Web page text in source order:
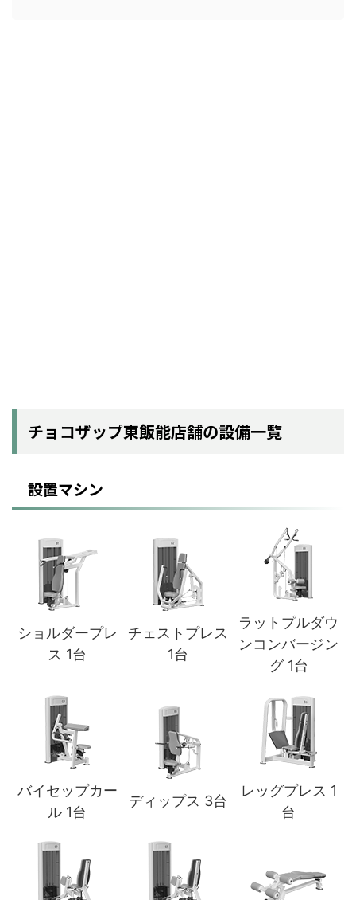
チョコザップ東飯能店舗の設備一覧
設置マシン
ショルダープレ
ス 1台
チェストプレス
1台
ラットプルダウ
ンコンバージン
グ 1台
バイセップカー
ル 1台
ディップス 3台
レッグプレス 1
台